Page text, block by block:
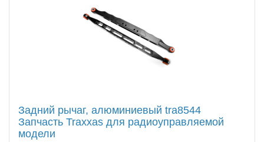
Задний рычаг, алюминиевый tra8544
Запчасть Traxxas для радиоуправляемой
модели